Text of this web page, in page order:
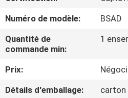
À
PROPOS
NOUS
Numéro de modèle:
BSAD
Quantité de
commande min:
1
Prix:
Détails d'emballage:
carton